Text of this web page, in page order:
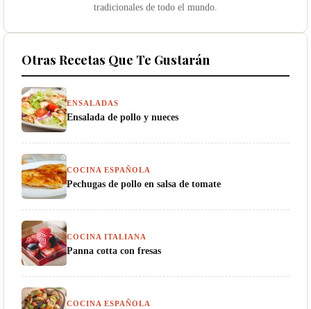
tradicionales de todo el mundo.
Otras Recetas Que Te Gustarán
ENSALADAS
Ensalada de pollo y nueces
COCINA ESPAÑOLA
Pechugas de pollo en salsa de tomate
COCINA ITALIANA
Panna cotta con fresas
COCINA ESPAÑOLA